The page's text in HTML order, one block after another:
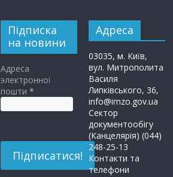
Підписка
на новини
Адреса
электронної
пошти*
Адреса
03035, м. Київ,
вул. Митрополита
Василя
Липківського, 36,
info@imzo.gov.ua
Сектор
документообігу
(Канцелярія) (044)
248-25-13
Контакти та
телефони